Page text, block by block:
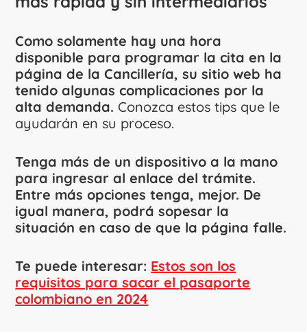
Como solamente hay una hora
disponible para programar la cita en la
página de la Cancillería, su sitio web ha
tenido algunas complicaciones por la
alta demanda. Conozca estos tips que le
ayudarán en su proceso.
Tenga más de un dispositivo a la mano
para ingresar al enlace del trámite.
Entre más opciones tenga, mejor. De
igual manera, podrá sopesar la
situación en caso de que la página falle.
Te puede interesar: Estos son los
requisitos para sacar el pasaporte
colombiano en 2024